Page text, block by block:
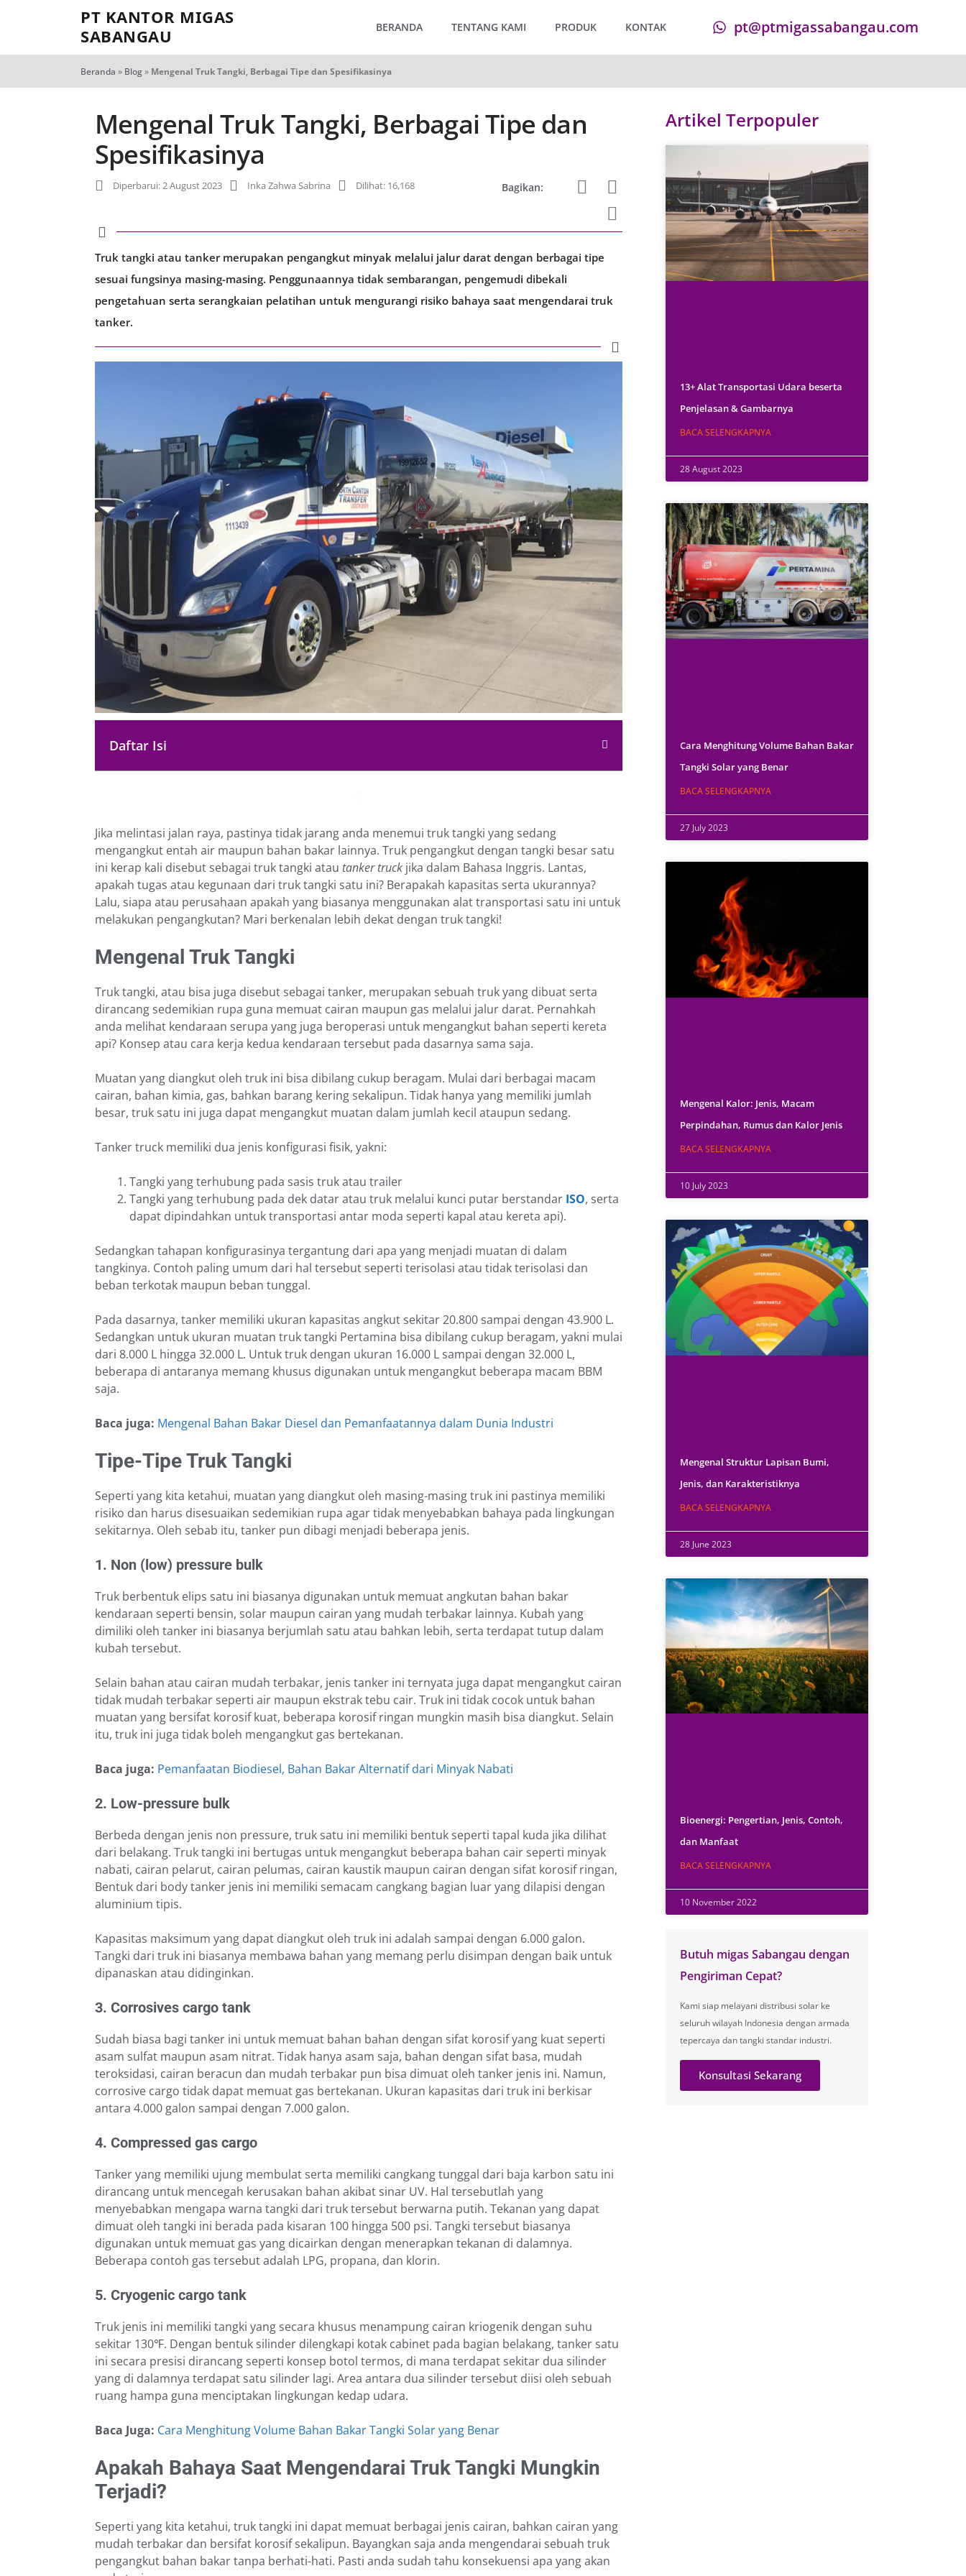
PT KANTOR MIGAS
SABANGAU
BERANDA TENTANG KAMI PRODUK KONTAK pt@ptmigassabangau.com
Beranda » Blog» Mengenal Truk Tangki, Berbagai Tipe dan Spesifikasinya
Mengenal Truk Tangki, Berbagai Tipe dan
Spesifikasinya
Diperbarui: 2 August 2023 Inka Zahwa Sabrina Dilihat: 16,168 Bagikan:
Truk tangki atau tanker merupakan pengangkut minyak melalui jalur darat dengan berbagai tipe
sesuai fungsinya masing-masing. Penggunaannya tidak sembarangan, pengemudi dibekali
pengetahuan serta serangkaian pelatihan untuk mengurangi risiko bahaya saat mengendarai truk
tanker.
Daftar Isi
Jika melintasi jalan raya, pastinya tidak jarang anda menemui truk tangki yang sedang
mengangkut entah air maupun bahan bakar lainnya. Truk pengangkut dengan tangki besar satu
ini kerap kali disebut sebagai truk tangki atau tanker truck jika dalam Bahasa Inggris. Lantas,
apakah tugas atau kegunaan dari truk tangki satu ini? Berapakah kapasitas serta ukurannya?
Lalu, siapa atau perusahaan apakah yang biasanya menggunakan alat transportasi satu ini untuk
melakukan pengangkutan? Mari berkenalan lebih dekat dengan truk tangki!
Mengenal Truk Tangki
Truk tangki, atau bisa juga disebut sebagai tanker, merupakan sebuah truk yang dibuat serta
dirancang sedemikian rupa guna memuat cairan maupun gas melalui jalur darat. Pernahkah
anda melihat kendaraan serupa yang juga beroperasi untuk mengangkut bahan seperti kereta
api? Konsep atau cara kerja kedua kendaraan tersebut pada dasarnya sama saja.
Muatan yang diangkut oleh truk ini bisa dibilang cukup beragam. Mulai dari berbagai macam
cairan, bahan kimia, gas, bahkan barang kering sekalipun. Tidak hanya yang memiliki jumlah
besar, truk satu ini juga dapat mengangkut muatan dalam jumlah kecil ataupun sedang.
Tanker truck memiliki dua jenis konfigurasi fisik, yakni:
Tangki yang terhubung pada sasis truk atau trailer
Tangki yang terhubung pada dek datar atau truk melalui kunci putar berstandar ISO, serta
dapat dipindahkan untuk transportasi antar moda seperti kapal atau kereta api).
Sedangkan tahapan konfigurasinya tergantung dari apa yang menjadi muatan di dalam
tangkinya. Contoh paling umum dari hal tersebut seperti terisolasi atau tidak terisolasi dan
beban terkotak maupun beban tunggal.
Pada dasarnya, tanker memiliki ukuran kapasitas angkut sekitar 20.800 sampai dengan 43.900 L.
Sedangkan untuk ukuran muatan truk tangki Pertamina bisa dibilang cukup beragam, yakni mulai
dari 8.000 L hingga 32.000 L. Untuk truk dengan ukuran 16.000 L sampai dengan 32.000 L,
beberapa di antaranya memang khusus digunakan untuk mengangkut beberapa macam BBM
saja.
Baca juga: Mengenal Bahan Bakar Diesel dan Pemanfaatannya dalam Dunia Industri
Tipe-Tipe Truk Tangki
Seperti yang kita ketahui, muatan yang diangkut oleh masing-masing truk ini pastinya memiliki
risiko dan harus disesuaikan sedemikian rupa agar tidak menyebabkan bahaya pada lingkungan
sekitarnya. Oleh sebab itu, tanker pun dibagi menjadi beberapa jenis.
1. Non (low) pressure bulk
Truk berbentuk elips satu ini biasanya digunakan untuk memuat angkutan bahan bakar
kendaraan seperti bensin, solar maupun cairan yang mudah terbakar lainnya. Kubah yang
dimiliki oleh tanker ini biasanya berjumlah satu atau bahkan lebih, serta terdapat tutup dalam
kubah tersebut.
Selain bahan atau cairan mudah terbakar, jenis tanker ini ternyata juga dapat mengangkut cairan
tidak mudah terbakar seperti air maupun ekstrak tebu cair. Truk ini tidak cocok untuk bahan
muatan yang bersifat korosif kuat, beberapa korosif ringan mungkin masih bisa diangkut. Selain
itu, truk ini juga tidak boleh mengangkut gas bertekanan.
Baca juga: Pemanfaatan Biodiesel, Bahan Bakar Alternatif dari Minyak Nabati
2. Low-pressure bulk
Berbeda dengan jenis non pressure, truk satu ini memiliki bentuk seperti tapal kuda jika dilihat
dari belakang. Truk tangki ini bertugas untuk mengangkut beberapa bahan cair seperti minyak
nabati, cairan pelarut, cairan pelumas, cairan kaustik maupun cairan dengan sifat korosif ringan,
Bentuk dari body tanker jenis ini memiliki semacam cangkang bagian luar yang dilapisi dengan
aluminium tipis.
Kapasitas maksimum yang dapat diangkut oleh truk ini adalah sampai dengan 6.000 galon.
Tangki dari truk ini biasanya membawa bahan yang memang perlu disimpan dengan baik untuk
dipanaskan atau didinginkan.
3. Corrosives cargo tank
Sudah biasa bagi tanker ini untuk memuat bahan bahan dengan sifat korosif yang kuat seperti
asam sulfat maupun asam nitrat. Tidak hanya asam saja, bahan dengan sifat basa, mudah
teroksidasi, cairan beracun dan mudah terbakar pun bisa dimuat oleh tanker jenis ini. Namun,
corrosive cargo tidak dapat memuat gas bertekanan. Ukuran kapasitas dari truk ini berkisar
antara 4.000 galon sampai dengan 7.000 galon.
4. Compressed gas cargo
Tanker yang memiliki ujung membulat serta memiliki cangkang tunggal dari baja karbon satu ini
dirancang untuk mencegah kerusakan bahan akibat sinar UV. Hal tersebutlah yang
menyebabkan mengapa warna tangki dari truk tersebut berwarna putih. Tekanan yang dapat
dimuat oleh tangki ini berada pada kisaran 100 hingga 500 psi. Tangki tersebut biasanya
digunakan untuk memuat gas yang dicairkan dengan menerapkan tekanan di dalamnya.
Beberapa contoh gas tersebut adalah LPG, propana, dan klorin.
5. Cryogenic cargo tank
Truk jenis ini memiliki tangki yang secara khusus menampung cairan kriogenik dengan suhu
sekitar 130℉. Dengan bentuk silinder dilengkapi kotak cabinet pada bagian belakang, tanker satu
ini secara presisi dirancang seperti konsep botol termos, di mana terdapat sekitar dua silinder
yang di dalamnya terdapat satu silinder lagi. Area antara dua silinder tersebut diisi oleh sebuah
ruang hampa guna menciptakan lingkungan kedap udara.
Baca Juga: Cara Menghitung Volume Bahan Bakar Tangki Solar yang Benar
Apakah Bahaya Saat Mengendarai Truk Tangki Mungkin
Terjadi?
Seperti yang kita ketahui, truk tangki ini dapat memuat berbagai jenis cairan, bahkan cairan yang
mudah terbakar dan bersifat korosif sekalipun. Bayangkan saja anda mengendarai sebuah truk
pengangkut bahan bakar tanpa berhati-hati. Pasti anda sudah tahu konsekuensi apa yang akan
Artikel Terpopuler
13+ Alat Transportasi Udara beserta
Penjelasan & Gambarnya
BACA SELENGKAPNYA
28 August 2023
Cara Menghitung Volume Bahan Bakar
Tangki Solar yang Benar
BACA SELENGKAPNYA
27 July 2023
Mengenal Kalor: Jenis, Macam
Perpindahan, Rumus dan Kalor Jenis
BACA SELENGKAPNYA
10 July 2023
Mengenal Struktur Lapisan Bumi,
Jenis, dan Karakteristiknya
BACA SELENGKAPNYA
28 June 2023
Bioenergi: Pengertian, Jenis, Contoh,
dan Manfaat
BACA SELENGKAPNYA
10 November 2022
Butuh migas Sabangau dengan
Pengiriman Cepat?
Kami siap melayani distribusi solar ke
seluruh wilayah Indonesia dengan armada
tepercaya dan tangki standar industri.
Konsultasi Sekarang